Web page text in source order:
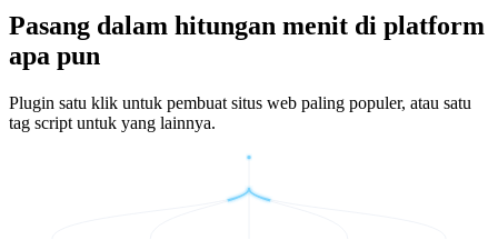
Pasang dalam hitungan menit di platform
apa pun
Plugin satu klik untuk pembuat situs web paling populer, atau satu
tag script untuk yang lainnya.